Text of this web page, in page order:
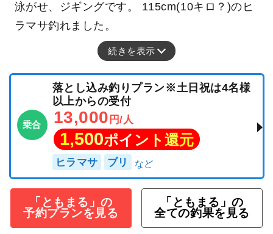
泳がせ、ジギングです。 115cm(10キロ？)のヒ
ラマサ釣れました。
続きを表示
乗合
落とし込み釣りプラン※土日祝は4名様
以上からの受付
13,000 円/人
1,500ポイント還元
ヒラマサ ブリ
「ともまる」の
予約プランを見る
「ともまる」の
全ての釣果を見る